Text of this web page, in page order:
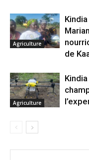
Agriculture
de
Agriculture